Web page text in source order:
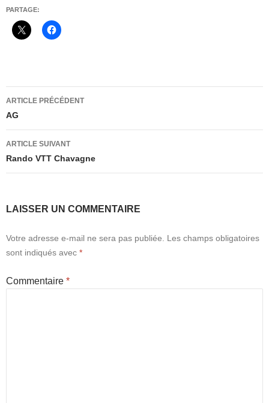
PARTAGE:
Navigation
des
articles
ARTICLE PRÉCÉDENT
AG
ARTICLE SUIVANT
Rando VTT Chavagne
LAISSER UN COMMENTAIRE
Votre adresse e-mail ne sera pas publiée.
Les champs obligatoires
sont indiqués avec *
Commentaire *